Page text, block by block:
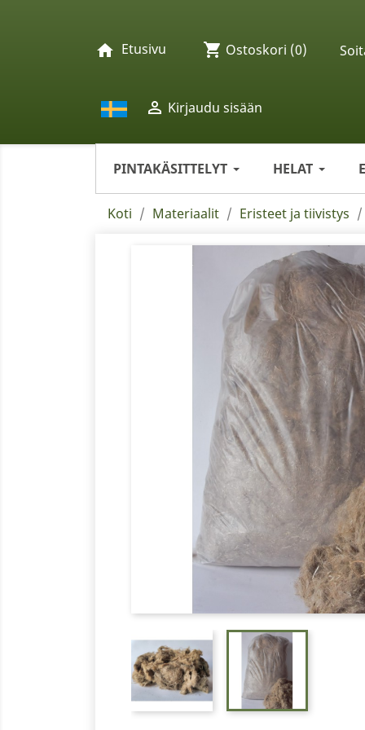
home Etusivu
 Kirjaudu sisään
shopping_cart Ostoskori (0)
PINTAKÄSITTELYT HELAT
Koti Materiaalit Eristeet ja tiivistys